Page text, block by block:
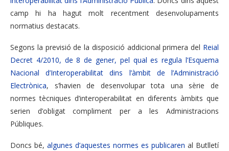
camp hi ha hagut molt recentment desenvolupaments
normatius destacats.
Segons la previsió de la disposició addicional primera del Reial
Decret 4/2010, de 8 de gener, pel qual es regula l’Esquema
Nacional d’Interoperabilitat dins l’àmbit de l’Administració
Electrònica, s’havien de desenvolupar tota una sèrie de
normes tècniques d’interoperabilitat en diferents àmbits que
serien d’obligat compliment per a les Administracions
Públiques.
Doncs bé, algunes d’aquestes normes es publicaren al Butlletí